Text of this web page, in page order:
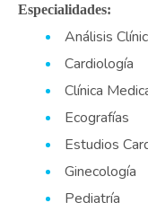
Especialidades:
Análisis
Cardiología
Clínica
Ecografías
Estudios
Ginecología
Pediatría